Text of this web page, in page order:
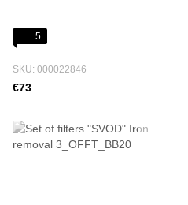
5
SKU: 000022846
€73